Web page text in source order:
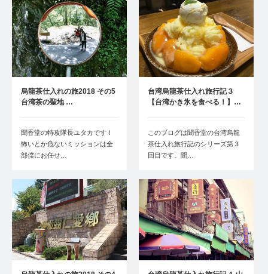
烏龍茶仕入れの旅2018 その5
台湾茶の聖地 …
聞香堂の特攻隊長ユタカです！
怖いとか危ないミッションは全
部僕にお任せ…
台湾烏龍茶仕入れ旅行記３
【台湾かき氷を食べる！】…
このブログは聞香堂の台湾烏龍
茶仕入れ旅行記のシリーズ第３
回目です。聞…